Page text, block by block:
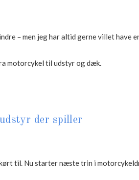
– men jeg har altid gerne villet
motorcykel til udstyr og dæk.
der spiller
til. Nu starter næste trin i